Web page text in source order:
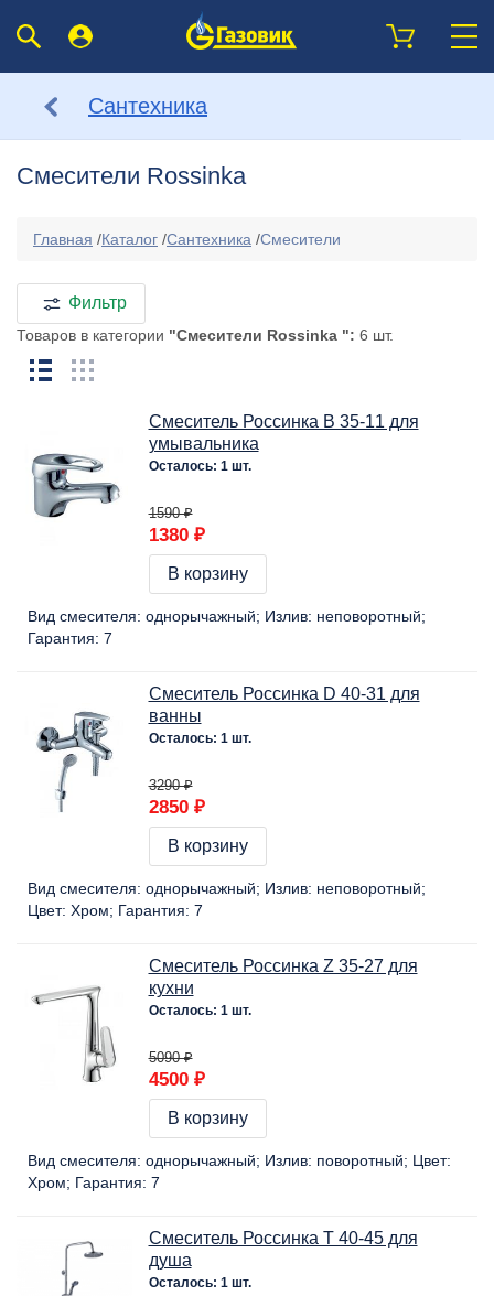
Сантехника
Смесители Rossinka
Главная /Каталог /Сантехника /Смесители
Фильтр
Товаров в категории "Смесители Rossinka ": 6 шт.
Смеситель Россинка B 35-11 для
умывальника
Осталось: 1 шт.
1590 ₽
1380 ₽
В корзину
Вид смесителя: однорычажный Излив: неповоротный
Гарантия: 7
Смеситель Россинка D 40-31 для
ванны
Осталось: 1 шт.
3290 ₽
2850 ₽
В корзину
Вид смесителя: однорычажный Излив: неповоротный
Цвет: Хром Гарантия: 7
Смеситель Россинка Z 35-27 для
кухни
Осталось: 1 шт.
5090 ₽
4500 ₽
В корзину
Вид смесителя: однорычажный Излив: поворотный
Цвет:
Хром
Гарантия: 7
Смеситель Россинка T 40-45 для
душа
Осталось: 1 шт.